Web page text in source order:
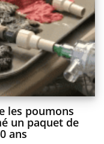
les poumons
un paquet de
ans